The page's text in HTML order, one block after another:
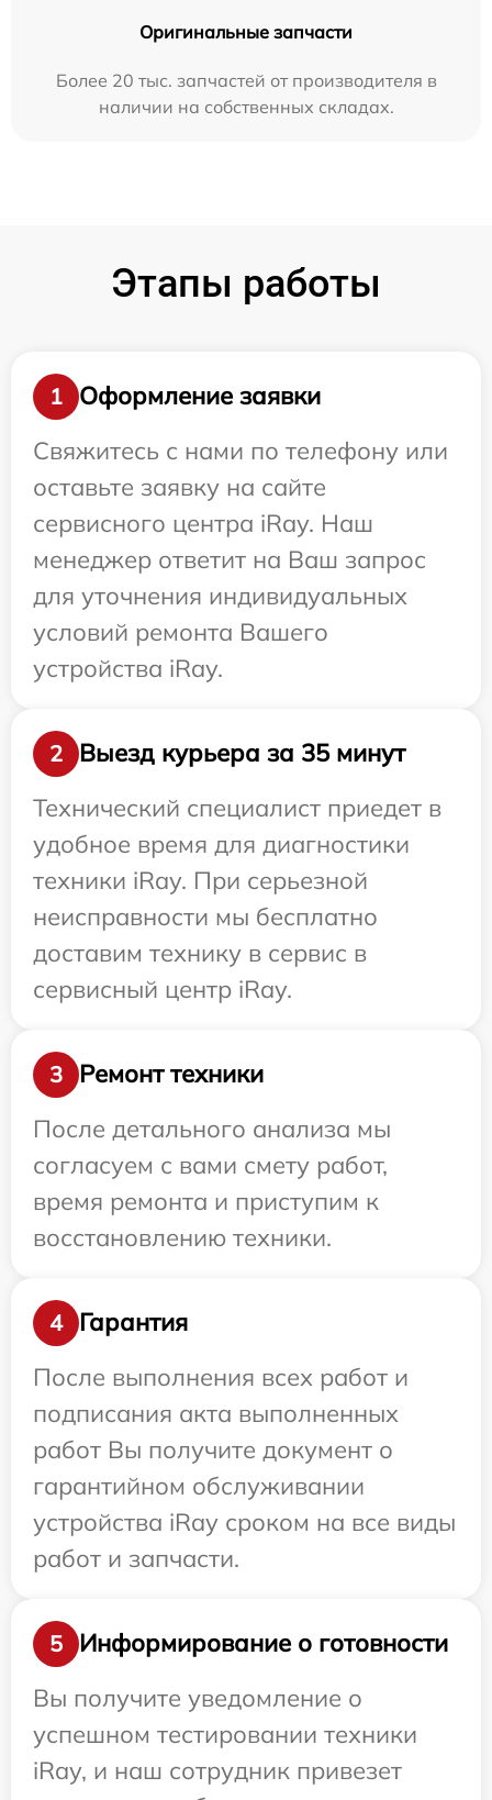
Оригинальные запчасти
Более 20 тыс. запчастей от производителя в
наличии на собственных складах.
Этапы работы
1
Оформление заявки
Свяжитесь с нами по телефону или
оставьте заявку на сайте
сервисного центра iRay. Наш
менеджер ответит на Ваш запрос
для уточнения индивидуальных
условий ремонта Вашего
устройства iRay.
2
Выезд курьера за 35 минут
Технический специалист приедет в
удобное время для диагностики
техники iRay. При серьезной
неисправности мы бесплатно
доставим технику в сервис в
сервисный центр iRay.
3
Ремонт техники
После детального анализа мы
согласуем с вами смету работ,
время ремонта и приступим к
восстановлению техники.
4
Гарантия
После выполнения всех работ и
подписания акта выполненных
работ Вы получите документ о
гарантийном обслуживании
устройства iRay сроком на все виды
работ и запчасти.
5
Информирование о готовности
Вы получите уведомление о
успешном тестировании техники
iRay, и наш сотрудник привезет